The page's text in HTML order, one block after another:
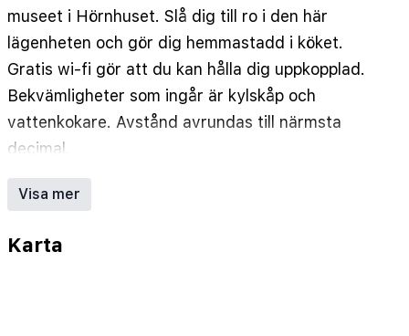
museet i Hörnhuset. Slå dig till ro i den här
lägenheten och gör dig hemmastadd i köket.
Gratis wi-fi gör att du kan hålla dig uppkopplad.
Bekvämligheter som ingår är kylskåp och
vattenkokare. Avstånd avrundas till närmsta
decimal.
Palladium - 0,3 km
Bergs Bazaar - 0,6 km
Galleria Riga Shopping Center - 0,7 km
Visa mer
Karta